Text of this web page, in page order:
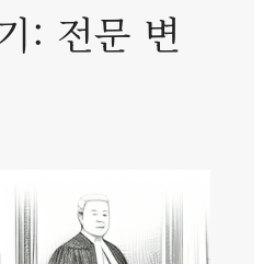
: 전문 변